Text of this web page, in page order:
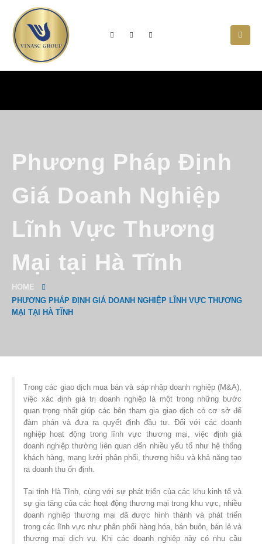
Phương Pháp Định
Giá Doanh Nghiệp
Lĩnh Vực Thương
Mại tại Hà Tĩnh
HOME
PHƯƠNG PHÁP ĐỊNH GIÁ DOANH NGHIỆP LĨNH VỰC THƯƠNG
MẠI TẠI HÀ TĨNH
Trong các giao dịch mua bán và sáp nhập doanh nghiệp (M&A),
việc xác định giá trị doanh nghiệp là một trong những bước
quan trọng nhất giúp các bên tham gia giao dịch có cơ sở để
đàm phán và đưa ra quyết định đầu tư. Đối với các doanh
nghiệp hoạt động trong lĩnh vực thương mại, việc định giá
doanh nghiệp thường liên quan đến nhiều yếu tố như hệ thống
khách hàng, mạng lưới phân phối, thương hiệu và khả năng tạo
ra doanh thu ổn định.
Tại tỉnh Hà Tĩnh, cùng với sự phát triển của các khu kinh tế và
sự gia tăng của các hoạt động thương mại trong khu vực, nhiều
doanh nghiệp thương mại đã được hình thành và phát triển
trong các lĩnh vực như phân phối hàng hóa, bán buôn, bán lẻ và
thương mại dịch vụ. Khi các doanh nghiệp này có nhu cầu